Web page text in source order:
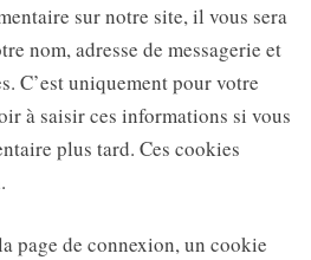
sur notre site, il vous sera
nom, adresse de messagerie et
C’est uniquement pour votre
à saisir ces informations si vous
plus tard. Ces cookies
page de connexion, un cookie